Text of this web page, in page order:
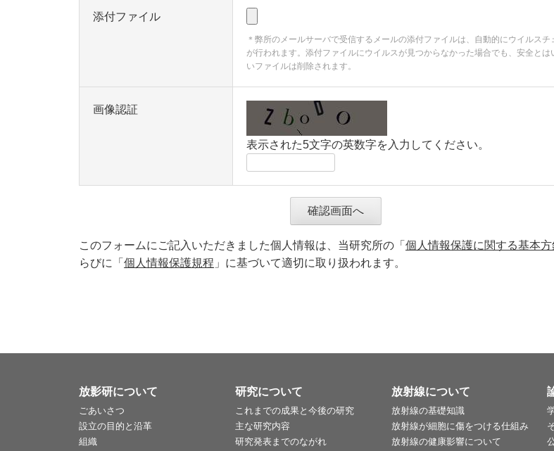
添付ファイル
＊弊所のメールサーバで受信するメールの添付ファイルは、自動的にウイルスチ
が行われます。添付ファイルにウイルスが見つからなかった場合でも、安全とは
いファイルは削除されます。
画像認証
表示された5文字の英数字を入力してください。
このフォームにご記入いただきました個人情報は、当研究所の「 個人情報保護に関する基本方
らびに「 個人情報保護規程 」に基づいて適切に取り扱われます。
放影研について
ごあいさつ
設立の目的と沿革
組織
研究について
これまでの成果と今後の研究
主な研究内容
研究発表までのながれ
放射線について
放射線の基礎知識
放射線が細胞に傷をつける仕組み
放射線の健康影響について